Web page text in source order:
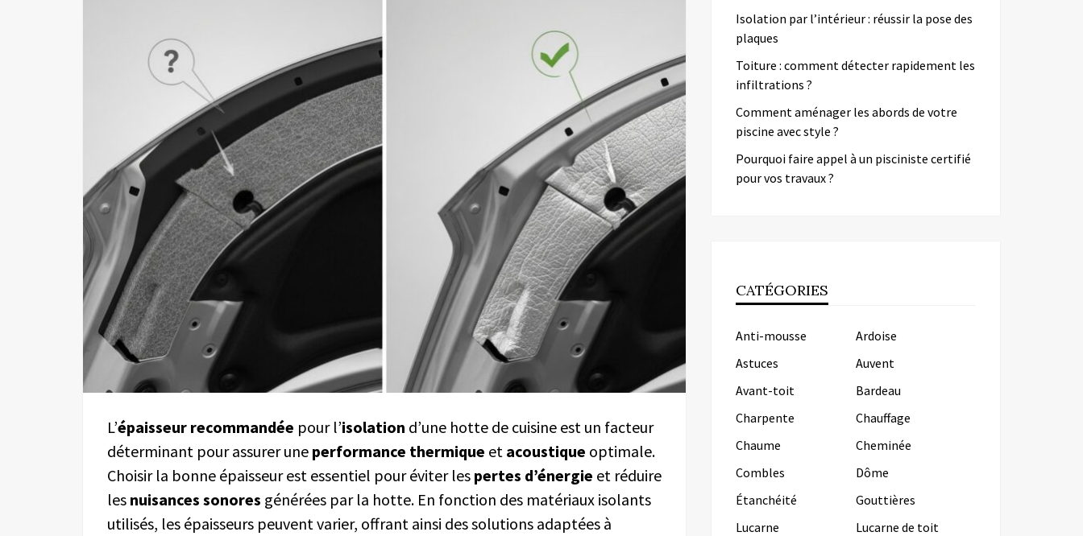
L’épaisseur recommandée pour l’isolation d’une hotte de cuisine est un facteur
déterminant pour assurer une performance thermique et acoustique optimale.
Choisir la bonne épaisseur est essentiel pour éviter les pertes d’énergie et réduire
les nuisances sonores générées par la hotte. En fonction des matériaux isolants
utilisés, les épaisseurs peuvent varier, offrant ainsi des solutions adaptées à
Isolation par l’intérieur : réussir la pose des
plaques
Toiture : comment détecter rapidement les
infiltrations ?
Comment aménager les abords de votre
piscine avec style ?
Pourquoi faire appel à un pisciniste certifié
pour vos travaux ?
CATÉGORIES
Anti-mousse
Ardoise
Astuces
Auvent
Avant-toit
Bardeau
Charpente
Chauffage
Chaume
Cheminée
Combles
Dôme
Étanchéité
Gouttières
Lucarne
Lucarne de toit